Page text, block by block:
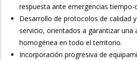
respuesta ante emergencias tiempo-
Desarrollo de protocolos de calidad
servicio, orientados a garantizar una
homogénea en todo el territorio.
Incorporación progresiva de